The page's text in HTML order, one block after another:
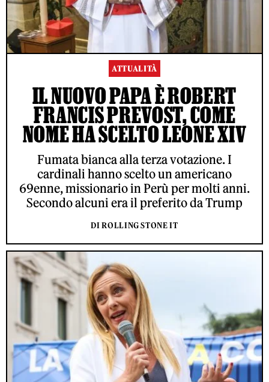
ATTUALITÀ
IL NUOVO PAPA È ROBERT
FRANCIS PREVOST, COME
NOME HA SCELTO LEONE XIV
Fumata bianca alla terza votazione. I
cardinali hanno scelto un americano
69enne, missionario in Perù per molti anni.
Secondo alcuni era il preferito da Trump
DI ROLLING STONE IT